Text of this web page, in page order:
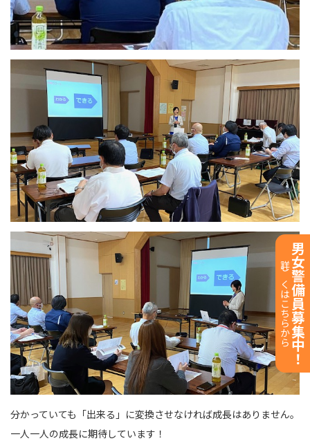
男女警備員募集中！
詳しくはこちらから
分かっていても「出来る」に変換させなければ成長はありません。
一人一人の成長に期待しています！